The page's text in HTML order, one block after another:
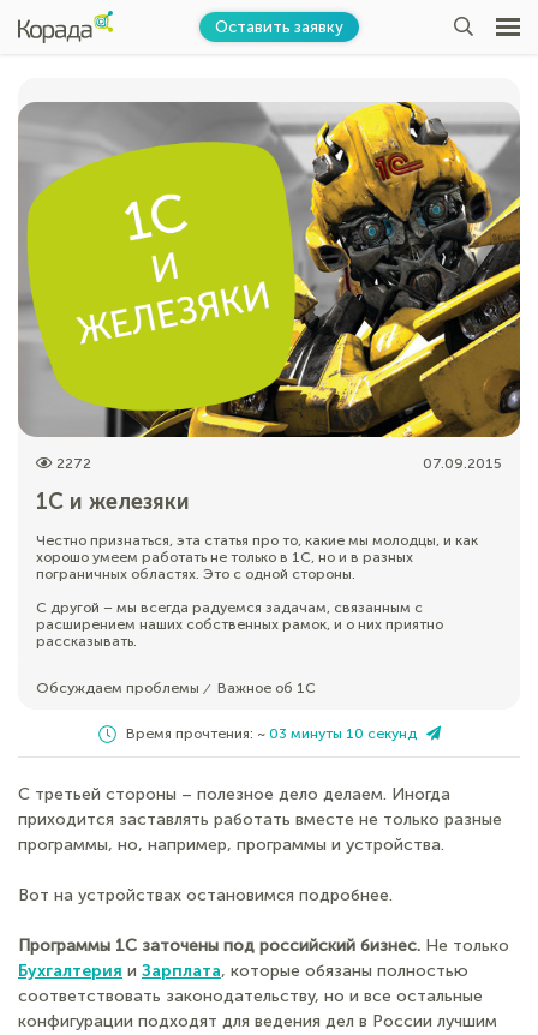
Оставить заявку
2272 07.09.2015
1С и железяки
Честно признаться, эта статья про то, какие мы молодцы, и как
хорошо умеем работать не только в 1С, но и в разных
пограничных областях. Это с одной стороны.
С другой – мы всегда радуемся задачам, связанным с
расширением наших собственных рамок, и о них приятно
рассказывать.
Обсуждаем проблемы ⁄ Важное об 1С
Время прочтения: ~ 03 минуты 10 секунд
С третьей стороны – полезное дело делаем. Иногда
приходится заставлять работать вместе не только разные
программы, но, например, программы и устройства.
Вот на устройствах остановимся подробнее.
Программы 1С заточены под российский бизнес. Не только
Бухгалтерия и Зарплата, которые обязаны полностью
соответствовать законодательству, но и все остальные
конфигурации подходят для ведения дел в России лучшим